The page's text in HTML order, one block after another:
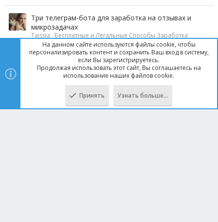
Три телеграм-бота для заработка на отзывах и
микрозадачах
Taissia
Бесплатные и Легальные Способы Заработка
4
Бесплатные и Легальные Способы Заработка
Вчера в 02:47
mentos87
Бесплатные и Легальные Способы Заработка
На данном сайте используются файлы cookie, чтобы
персонализировать контент и сохранить Ваш вход в систему,
если Вы зарегистрируетесь.
Продолжая использовать этот сайт, Вы соглашаетесь на
использование наших файлов cookie.
Принять Узнать больше…